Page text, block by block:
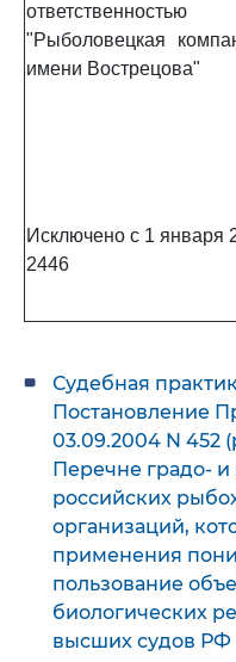
ответственностью
"Рыболовецкая
имени Вострецова"
Исключено с 1 января
2446
Судебная
Постановление
03.09.2004 N 452
Перечне градо-
российских
организаций,
применения
пользование
биологических
высших судов РФ